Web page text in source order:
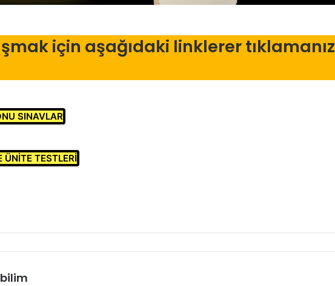
için aşağıdaki linklerer tıklamanız
SINAVLAR
TESTLERİ